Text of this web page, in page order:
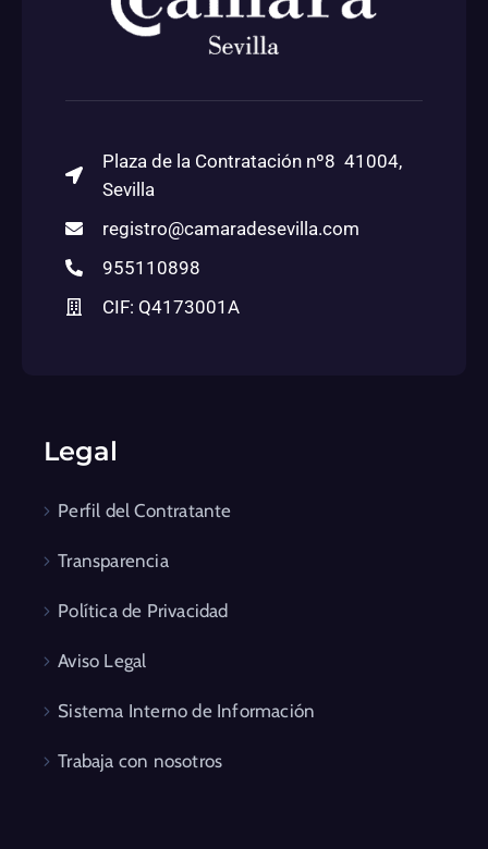
Plaza de la Contratación nº8 41004,
Sevilla
registro@camaradesevilla.com
955110898
CIF: Q4173001A
Legal
Perfil del Contratante
Transparencia
Política de Privacidad
Aviso Legal
Sistema Interno de Información
Trabaja con nosotros